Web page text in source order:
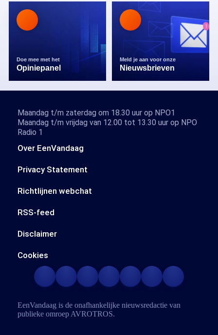
Doe mee met het
Opiniepanel
Meld je aan voor onze
Nieuwsbrieven
Over EenVandaag
Privacy Statement
Richtlijnen webchat
RSS-feed
Disclaimer
Cookies
Maandag t/m zaterdag om 18.30 uur op NPO1
Maandag t/m vrijdag van 12.00 tot 13.30 uur op NPO
Radio 1
EenVandaag is de onafhankelijke nieuwsredactie van
publieke omroep AVROTROS.